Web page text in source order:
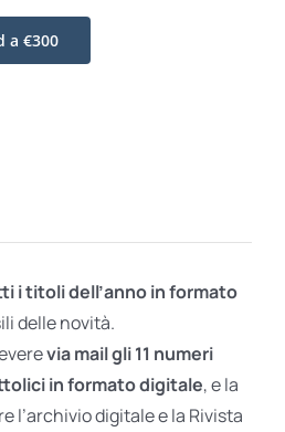
a €300
i titoli dell’anno in formato
delle novità.
via mail gli 11 numeri
in formato digitale, e la
l’archivio digitale e la Rivista